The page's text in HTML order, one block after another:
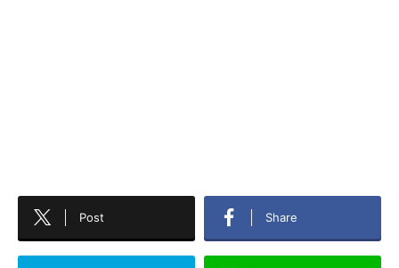
Post Share